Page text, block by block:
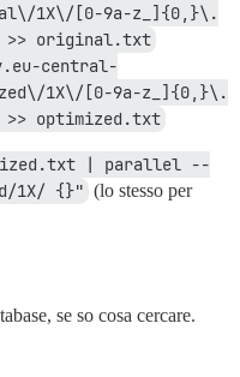
1X\/[0-9a-z_]{0,}\.
>> original.txt
central-
1X\/[0-9a-z_]{0,}\.
optimized.txt
| parallel --
1X/ {}" (lo stesso per
se so cosa cercare.